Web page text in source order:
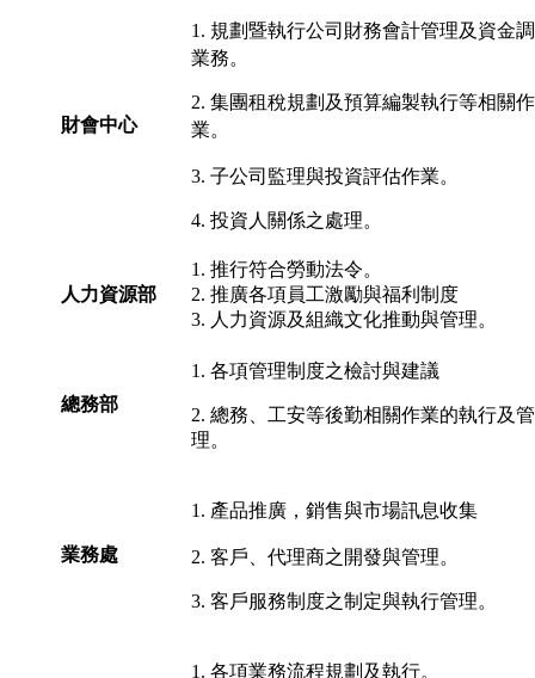
財會中心
1. 規劃暨執行公司財務會計管理及資金
業務。
2. 集團租稅規劃及預算編製執行等相關作
業。
3. 子公司監理與投資評估作業。
4. 投資人關係之處理。
人力資源部
1. 推行符合勞動法令。
2. 推廣各項員工激勵與福利制度
3. 人力資源及組織文化推動與管理。
總務部
1. 各項管理制度之檢討與建議
2. 總務、工安等後勤相關作業的執行及管
理。
業務處
1. 產品推廣，銷售與市場訊息收集
2. 客戶、代理商之開發與管理。
3. 客戶服務制度之制定與執行管理。
1. 各項業務流程規劃及執行。